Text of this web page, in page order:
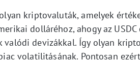
kriptovaluták, amelyek
dolláréhoz, ahogy az
valódi devizákkal. Így olyan
volatilitásának. Pontosan